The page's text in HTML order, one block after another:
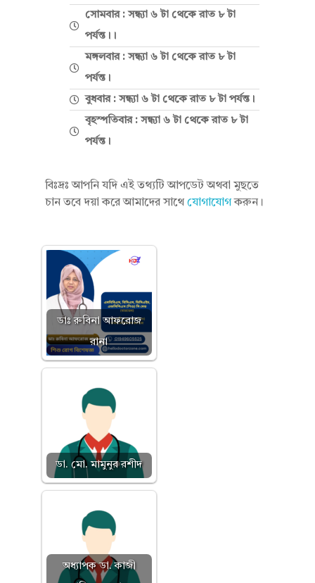
সোমবার : সন্ধ্যা ৬ টা থেকে রাত ৮ টা
পর্যন্ত।।
মঙ্গলবার : সন্ধ্যা ৬ টা থেকে রাত ৮ টা
পর্যন্ত।
বুধবার : সন্ধ্যা ৬ টা থেকে রাত ৮ টা পর্যন্ত।
বৃহস্পতিবার : সন্ধ্যা ৬ টা থেকে রাত ৮ টা
পর্যন্ত।
বিঃদ্রঃ আপনি যদি এই তথ্যটি আপডেট অথবা মুছতে
চান তবে দয়া করে আমাদের সাথে যোগাযোগকরুন।
ডাঃ রুবিনা আফরোজ
রানা
ডা. মো. মামুনুর রশীদ
অধ্যাপক ডা. কাজী